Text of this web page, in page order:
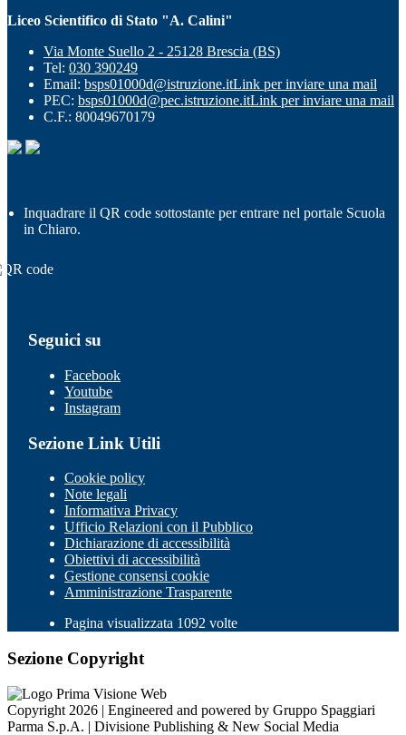
Liceo Scientifico di Stato "A. Calini"
Via Monte Suello 2 - 25128 Brescia (BS)
Tel: 030 390249
Email: bsps01000d@istruzione.itLink per inviare una mail
PEC: bsps01000d@pec.istruzione.itLink per inviare una mail
C.F.: 80049670179
Inquadrare il QR code sottostante per entrare nel portale Scuola
in Chiaro.
Seguici su
Facebook
Youtube
Instagram
Sezione Link Utili
Cookie policy
Note legali
Informativa Privacy
Ufficio Relazioni con il Pubblico
Dichiarazione di accessibilità
Obiettivi di accessibilità
Gestione consensi cookie
Amministrazione Trasparente
Pagina visualizzata 1092 volte
Sezione Copyright
Copyright 2026 | Engineered and powered by Gruppo Spaggiari
Parma S.p.A. | Divisione Publishing & New Social Media